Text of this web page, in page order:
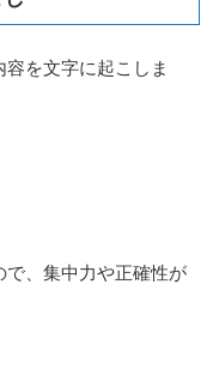
を文字に起こしま
で、集中力や正確性が